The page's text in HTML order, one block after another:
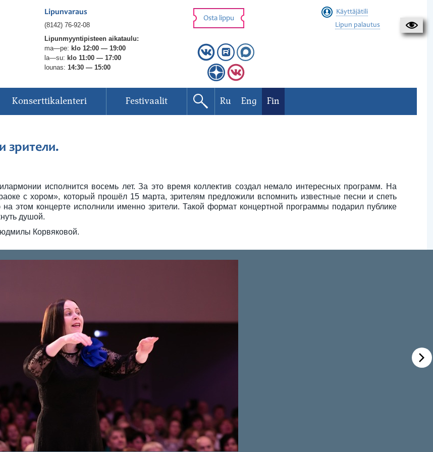
Lipunvaraus
(8142) 76-92-08
Lipunmyyntipisteen aikataulu:
ma—pe: klo 12:00 — 19:00
la—su: klo 11:00 — 17:00
lounas: 14:30 — 15:00
Osta lippu
Käyttäjätili
Lipun palautus
Konserttikalenteri Festivaalit Ru Eng Fin
зрители.
исполнится восемь лет. За это время коллектив создал немало интересных программ. На
с хором», который прошёл 15 марта, зрителям предложили вспомнить известные песни и спеть
этом концерте исполнили именно зрители. Такой формат концертной программы подарил публике
душой.
Корвяковой.